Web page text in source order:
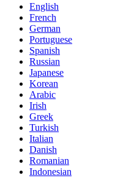
English
French
German
Portuguese
Spanish
Russian
Japanese
Korean
Arabic
Irish
Greek
Turkish
Italian
Danish
Romanian
Indonesian